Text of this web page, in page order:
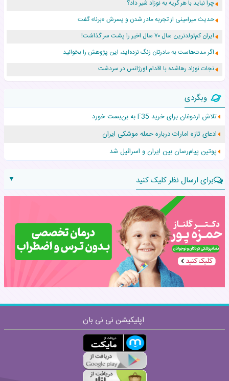
چرا نباید با هر گریه به نوزاد شیر داد؟
حدیث میرامینی از تجربه مادر شدن و پسرش «برنا» گفت
ایران کم‌تولدترین سال ۷۰ سال اخیر را پشت سر گذاشت!
اگر مدت‌هاست به مادرتان زنگ نزده‌اید، این پژوهش را بخوانید
نجات نوزاد رهاشده با اقدام اورژانس در سردشت
زن ۲۴ ساله پس از درمان سرطان رحم، مادر شد
افزایش قد این دختر، چند میلیون دلار برای پدرش خرج داشته
حرکت غیرقانونی یک پرستار، جان دوقلوها را نجات داد!
وبگردی
تلاش اردوغان برای خرید F35 به بن‌بست خورد
ادعای تازه امارات درباره حمله موشکی ایران
پوتین پیام‌رسان بین ایران و اسرائیل شد
برای ارسال نظر کلیک کنید
▼
نام:
نظر:
اپلیکیشن نی نی بان